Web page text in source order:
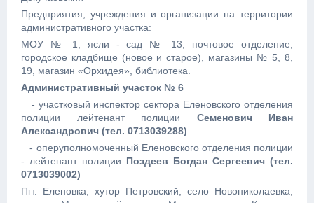
Предприятия, учреждения и организации на территории
административного участка:
МОУ № 1, ясли - сад № 13, почтовое отделение,
городское кладбище (новое и старое), магазины № 5, 8,
19, магазин «Орхидея», библиотека.
Административный участок № 6
- участковый инспектор сектора Еленовского отделения
полиции лейтенант полиции Семенович Иван
Александрович (тел. 0713039288)
- оперуполномоченный Еленовского отделения полиции
- лейтенант полиции Поздеев Богдан Сергеевич (тел.
0713039002)
Пгт. Еленовка, хутор Петровский, село Новониколаевка,